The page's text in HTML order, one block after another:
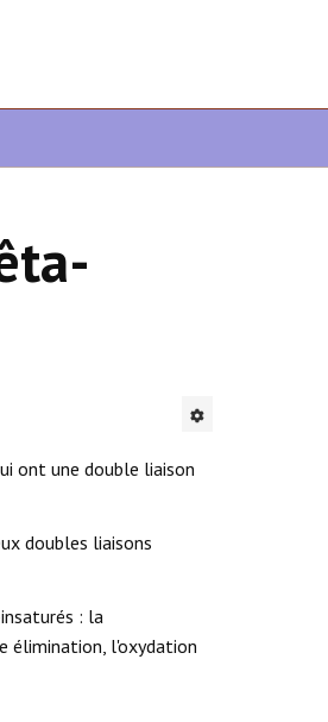
ont une double liaison
doubles liaisons
: la
élimination, l'oxydation